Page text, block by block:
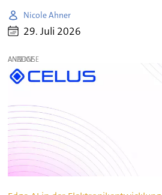
Nicole Ahner
29. Juli 2026
ANZEIGE